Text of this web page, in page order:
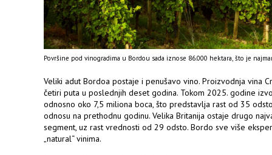
Površine pod vinogradima u Bordou sada iznose 86.000 hektara, što je
Veliki adut Bordoa postaje i penušavo vino. Proizvodnja vina
četiri puta u poslednjih deset godina. Tokom 2025. godine
odnosno oko 7,5 miliona boca, što predstavlja rast od 35
odnosu na prethodnu godinu. Velika Britanija ostaje drugo
segment, uz rast vrednosti od 29 odsto. Bordo sve više
„natural“ vinima.